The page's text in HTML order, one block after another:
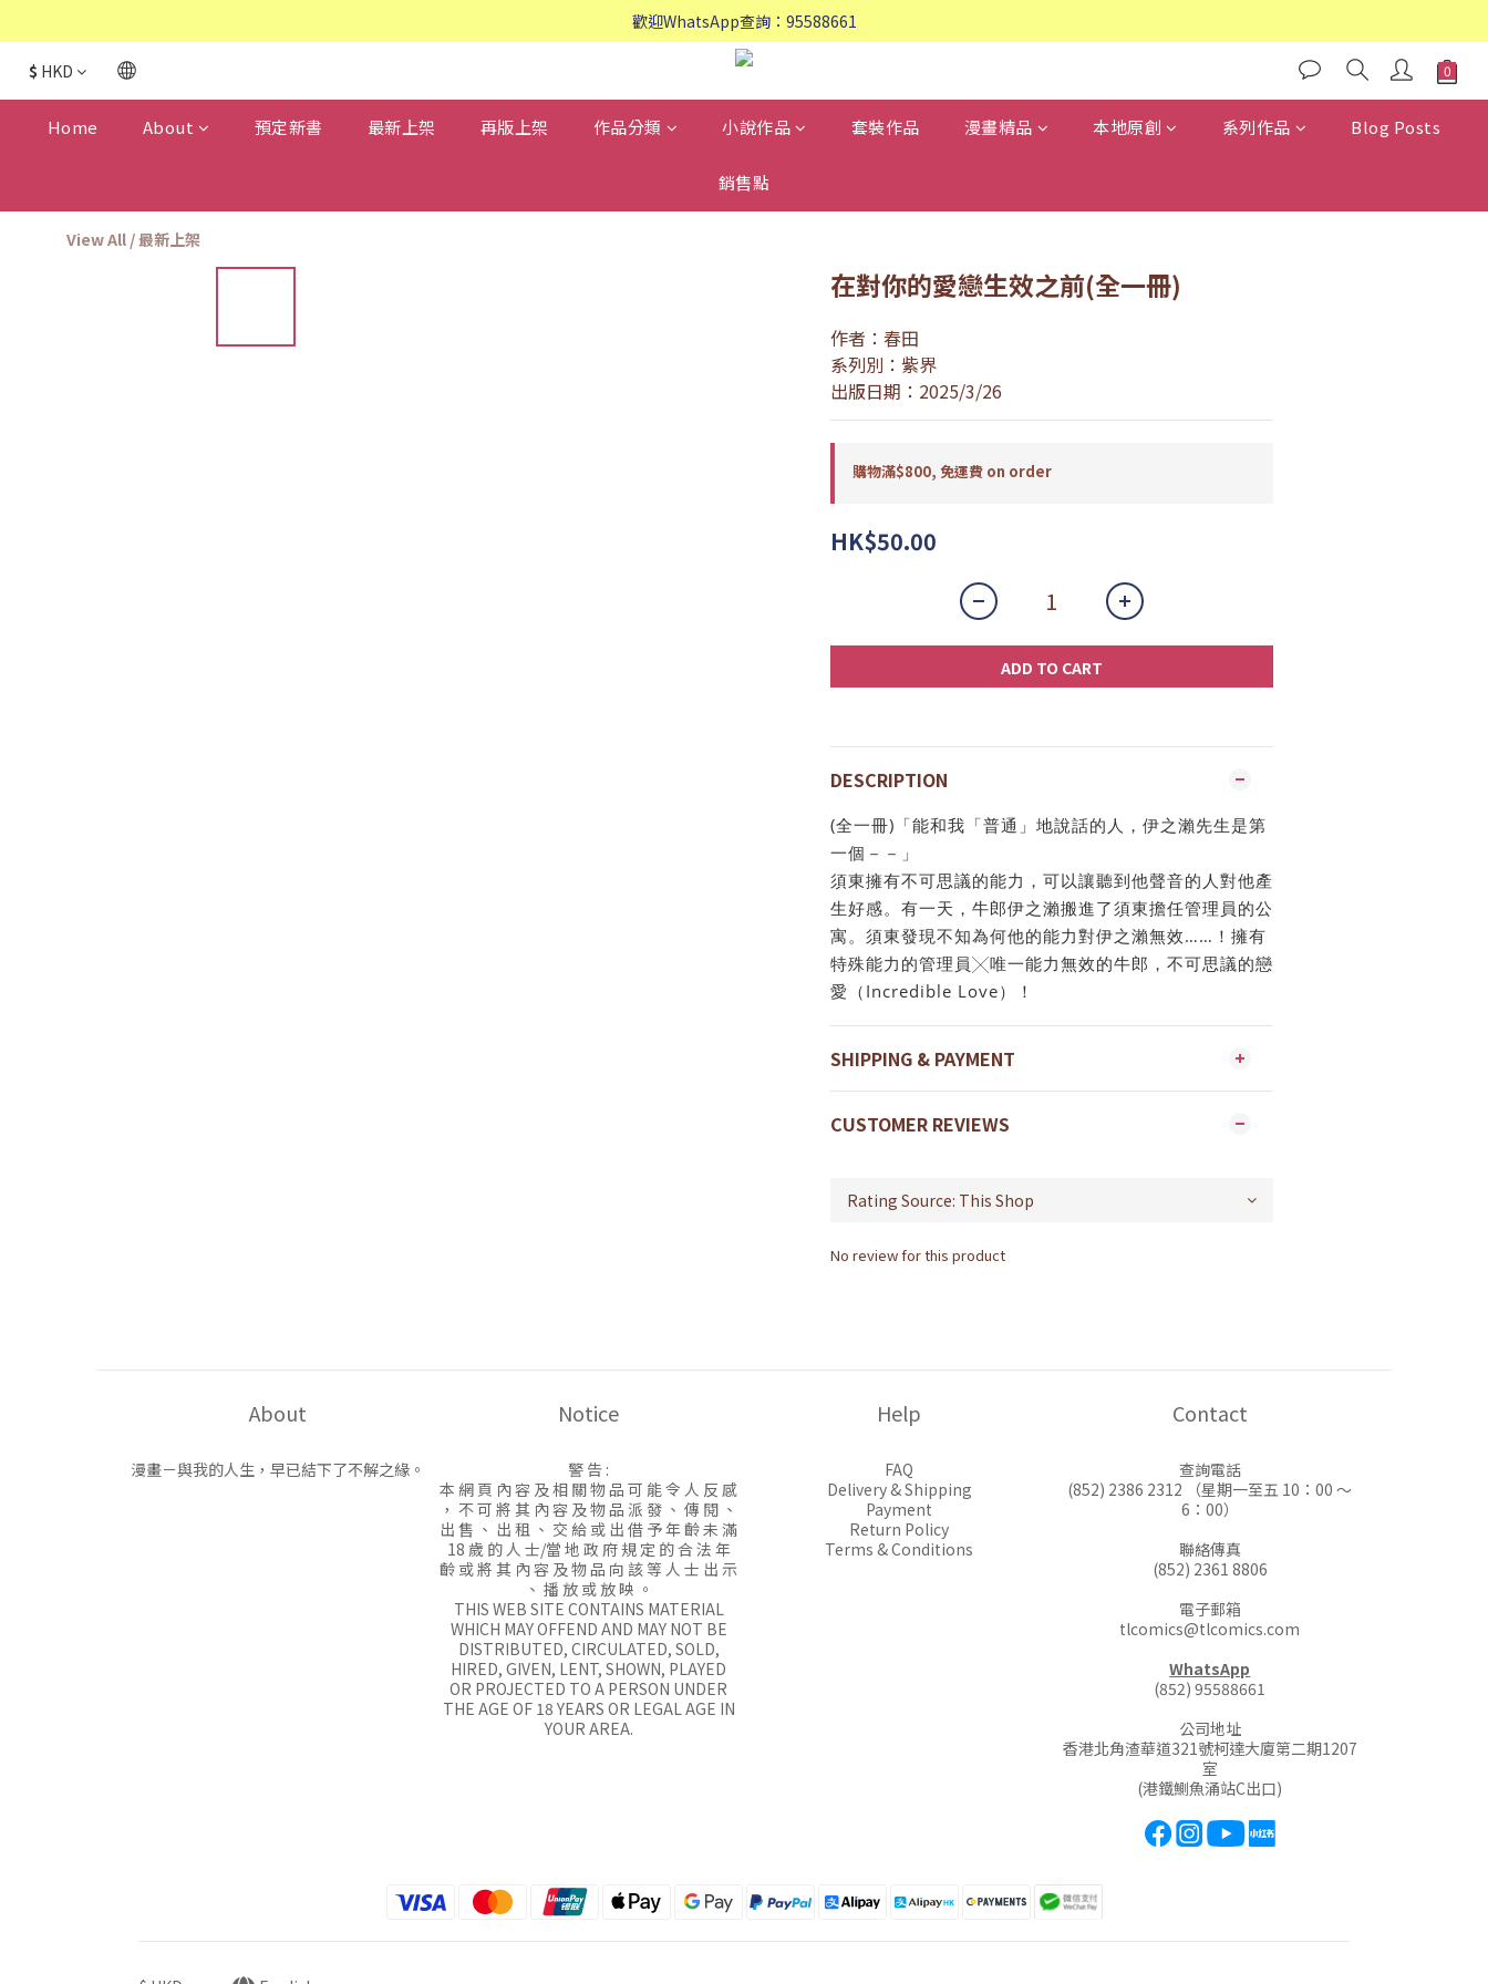
歡迎WhatsApp查詢：95588661
會員專享: 購物滿$800, 免運費
$ HKD
Home About 預定新書 最新上架 再版上架 作品分類 小說作品 套裝作品 漫畫精品 本地原創 系列作品 Blog Posts
銷售點
View All /最新上架
在對你的愛戀生效之前(全一冊)
作者：春田
系列別：紫界
出版日期：2025/3/26
購物滿$800, 免運費 on order
HK$50.00
ADD TO CART
DESCRIPTION
(全一冊)「能和我「普通」地說話的人，伊之瀨先生是第
一個－－」
須東擁有不可思議的能力，可以讓聽到他聲音的人對他產
生好感。有一天，牛郎伊之瀨搬進了須東擔任管理員的公
寓。須東發現不知為何他的能力對伊之瀨無效……！擁有
特殊能力的管理員╳唯一能力無效的牛郎，不可思議的戀
愛（Incredible Love）！
SHIPPING & PAYMENT
CUSTOMER REVIEWS
No review for this product
About
漫畫－與我的人生，早已結下了不解之緣。
Notice
警 告 :
本 網 頁 內 容 及 相 關 物 品 可 能 令 人 反 感
， 不 可 將 其 內 容 及 物 品 派 發 、 傳 閱 、
出 售 、 出 租 、 交 給 或 出 借 予 年 齡 未 滿
18 歲 的 人 士/當 地 政 府 規 定 的 合 法 年
齡 或 將 其 內 容 及 物 品 向 該 等 人 士 出 示
、 播 放 或 放 映 。
THIS WEB SITE CONTAINS MATERIAL
WHICH MAY OFFEND AND MAY NOT BE
DISTRIBUTED, CIRCULATED, SOLD,
HIRED, GIVEN, LENT, SHOWN, PLAYED
OR PROJECTED TO A PERSON UNDER
THE AGE OF 18 YEARS OR LEGAL AGE IN
YOUR AREA.
Help
FAQ
Delivery & Shipping
Payment
Return Policy
Terms & Conditions
Contact
查詢電話
(852) 2386 2312 （星期一至五 10：00 ～
6：00）
聯絡傳真
(852) 2361 8806
電子郵箱
tlcomics@tlcomics.com
WhatsApp
(852) 95588661
公司地址
香港北角渣華道321號柯達大廈第二期1207
室
(港鐵鰂魚涌站C出口)